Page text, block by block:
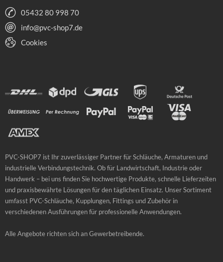
05432 80 998 70
info@pvc-shop7.de
Cookies
PVC-SHOP7 ist Ihr zuverlässiger Partner für Schläuche, Armaturen und
industrielle Verbindungstechnik. Ob für Landwirtschaft, Industrie oder
Handwerk – bei uns finden Sie hochwertige Produkte, schnelle Lieferzeiten
und praxisbewährte Lösungen für den täglichen Einsatz. Unser Sortiment
umfasst PVC-Schläuche, Kupplungen, Fittings und Zubehör in
verschiedenen Ausführungen für professionelle Anwendungen.
Alle Angebote richten sich an Gewerbetreibende.